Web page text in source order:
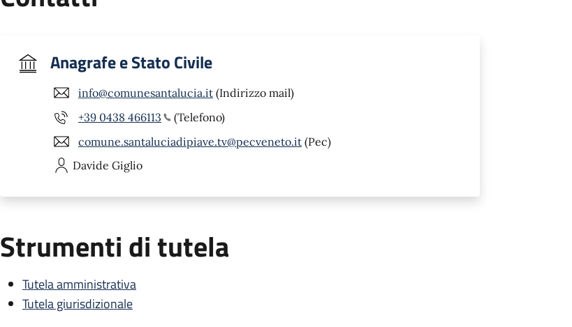
Anagrafe e Stato Civile
info@comunesantalucia.it (Indirizzo mail)
+39 0438 466113
(Telefono)
comune.santaluciadipiave.tv@pecveneto.it (Pec)
Davide Giglio
Strumenti di tutela
Tutela amministrativa
Tutela giurisdizionale